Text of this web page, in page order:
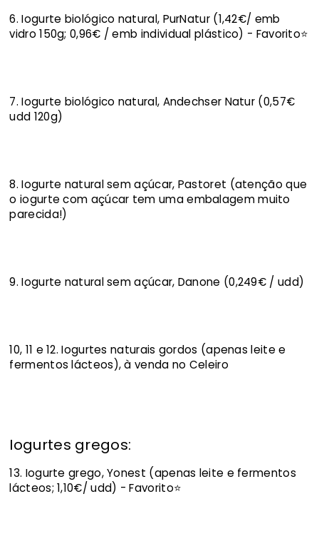
6. Iogurte biológico natural, PurNatur (1,42€/ emb
vidro 150g; 0,96€ / emb individual plástico) - Favorito⭐
7. Iogurte biológico natural, Andechser Natur (0,57€
udd 120g)
8. Iogurte natural sem açúcar, Pastoret (atenção que
o iogurte com açúcar tem uma embalagem muito
parecida!)
9. Iogurte natural sem açúcar, Danone (0,249€ / udd)
10, 11 e 12. Iogurtes naturais gordos (apenas leite e
fermentos lácteos), à venda no Celeiro
Iogurtes gregos:
13. Iogurte grego, Yonest (apenas leite e fermentos
lácteos; 1,10€/ udd) - Favorito⭐